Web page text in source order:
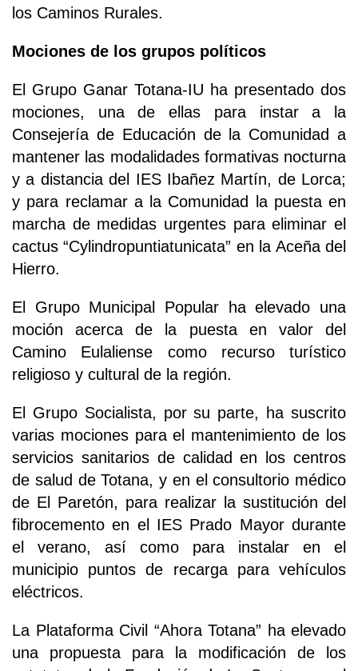
los Caminos Rurales.
Mociones de los grupos políticos
El Grupo Ganar Totana-IU ha presentado dos
mociones, una de ellas para instar a la
Consejería de Educación de la Comunidad a
mantener las modalidades formativas nocturna
y a distancia del IES Ibañez Martín, de Lorca;
y para reclamar a la Comunidad la puesta en
marcha de medidas urgentes para eliminar el
cactus “Cylindropuntiatunicata” en la Aceña del
Hierro.
El Grupo Municipal Popular ha elevado una
moción acerca de la puesta en valor del
Camino Eulaliense como recurso turístico
religioso y cultural de la región.
El Grupo Socialista, por su parte, ha suscrito
varias mociones para el mantenimiento de los
servicios sanitarios de calidad en los centros
de salud de Totana, y en el consultorio médico
de El Paretón, para realizar la sustitución del
fibrocemento en el IES Prado Mayor durante
el verano, así como para instalar en el
municipio puntos de recarga para vehículos
eléctricos.
La Plataforma Civil “Ahora Totana” ha elevado
una propuesta para la modificación de los